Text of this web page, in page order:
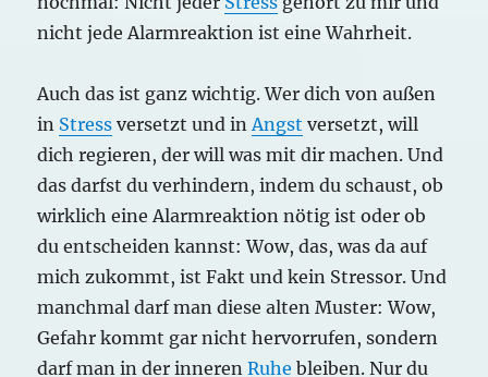
nicht jede Alarmreaktion ist eine Wahrheit.
Auch das ist ganz wichtig. Wer dich von außen
in Stress versetzt und inAngst versetzt, will
dich regieren, der will was mit dir machen. Und
das darfst du verhindern, indem du schaust, ob
wirklich eine Alarmreaktion nötig ist oder ob
du entscheiden kannst: Wow, das, was da auf
mich zukommt, ist Fakt und kein Stressor. Und
manchmal darf man diese alten Muster: Wow,
Gefahr kommt gar nicht hervorrufen, sondern
darf man in der innerenRuhe bleiben. Nur du